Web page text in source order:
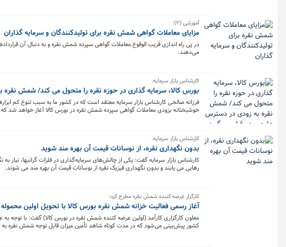
آموزشی (۲):
مزایای معاملات گواهی شمش نقره برای تولیدکنندگان و سرمایه گذاران
در پی راه اندازی قریب الوقوع معاملات گواهی سپرده شمش نقره و به دنبال آن
می‌دهند.
کارشناس بازار سرمایه:
بورس کالا، سرمایه گذاری در حوزه نقره را متحول می کند/ شمش نقره
فرزانه صالحی کارشناس بازار سرمایه معتقد است که در کشور ما به سبب تنوع کم
خوشبختانه بزودی معاملات گواهی سپرده شمش نقره در بورس کالا آغاز خواهد شد که
کارشناس بازار سرمایه:
بدون نگهداری نقره، از نوسانات قیمت آن بهره مند شوید
کارشناس بازار سرمایه گفت: یکی از چالش‌های سرمایه‌گذاری در فلزات گرانبها، نیاز
رهایی می یابند و بدون نگهداری فیزیک نقره از نوسانات قیمت آن بهره مند می شوند.
کارگزار عرضه کننده شمش نقره مطرح کرد؛
آغاز رسمی فعالیت خزانه شمش نقره بورس کالا با تحویل اولین محموله
معاون کارگزاری کارآمد (اولین عرضه کننده شمش نقره در بورس کالا) گفت: با توجه
کشور پیش‌بینی می‌شود که در مدت کوتاه شاهد تأمین میزان قابل توجه شمش نقره به